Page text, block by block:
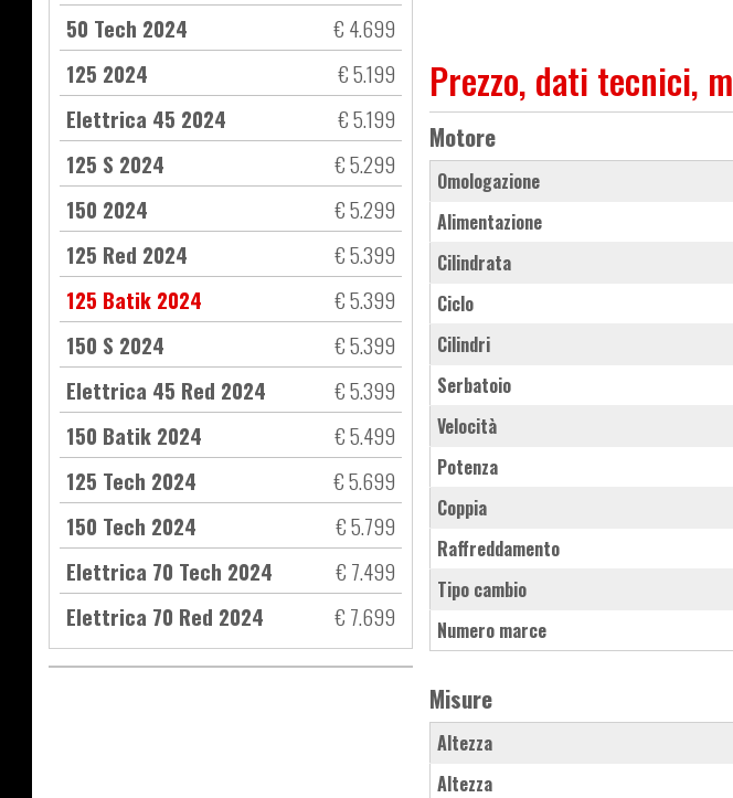
50 Tech 2024
€ 4.699
125 2024
€ 5.199
Elettrica 45 2024
€ 5.199
125 S 2024
€ 5.299
150 2024
€ 5.299
125 Red 2024
€ 5.399
125 Batik 2024
€ 5.399
150 S 2024
€ 5.399
Elettrica 45 Red 2024
€ 5.399
150 Batik 2024
€ 5.499
125 Tech 2024
€ 5.699
150 Tech 2024
€ 5.799
Elettrica 70 Tech 2024
€ 7.499
Elettrica 70 Red 2024
€ 7.699
Prezzo, dati tecnici,
Motore
Omologazione
Alimentazione
Cilindrata
Ciclo
Cilindri
Serbatoio
Velocità
Potenza
Coppia
Raffreddamento
Tipo cambio
Numero marce
Misure
Altezza
Altezza